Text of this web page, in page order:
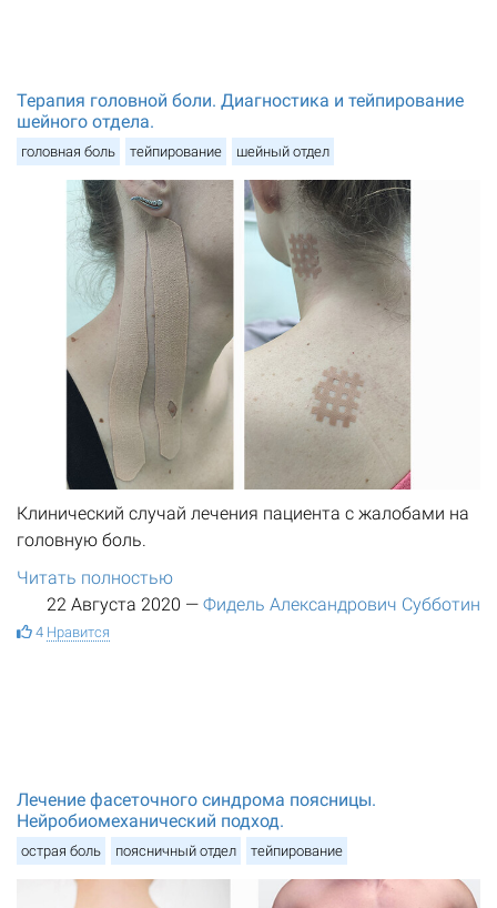
Терапия головной боли. Диагностика и тейпирование
шейного отдела.
головная боль тейпирование шейный отдел
Клинический случай лечения пациента с жалобами на
головную боль.
Читать полностью
22 Августа 2020 — Фидель Александрович Субботин
4 Нравится
Лечение фасеточного синдрома поясницы.
Нейробиомеханический подход.
острая боль поясничный отдел тейпирование